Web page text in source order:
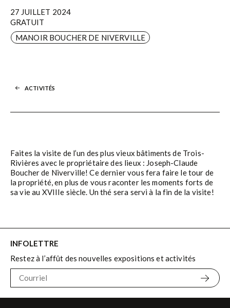
27 JUILLET 2024
GRATUIT
MANOIR BOUCHER DE NIVERVILLE
ACTIVITÉS
Faites la visite de l’un des plus vieux bâtiments de Trois-
Rivières avec le propriétaire des lieux : Joseph-Claude
Boucher de Niverville! Ce dernier vous fera faire le tour de
la propriété, en plus de vous raconter les moments forts de
sa vie au XVIIIe siècle. Un thé sera servi à la fin de la visite!
INFOLETTRE
Restez à l’affût des nouvelles expositions et activités